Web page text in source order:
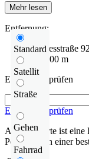
Mehr lesen
Standard
Satellit
Straße
Gehen
Fahrrad
Entfernung:
Bundesstraße 92
600 m
Entfernung prüfen
Entfernung prüfen
Auf der Karte ist eine
Pendelzeit in einer